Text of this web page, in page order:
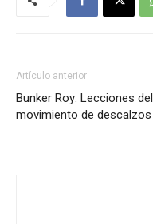
Artículo anterior
Bunker Roy: Lecciones del
movimiento de descalzos